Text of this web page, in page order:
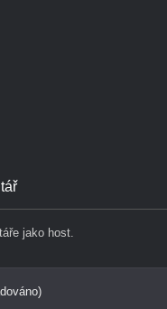
jako host.